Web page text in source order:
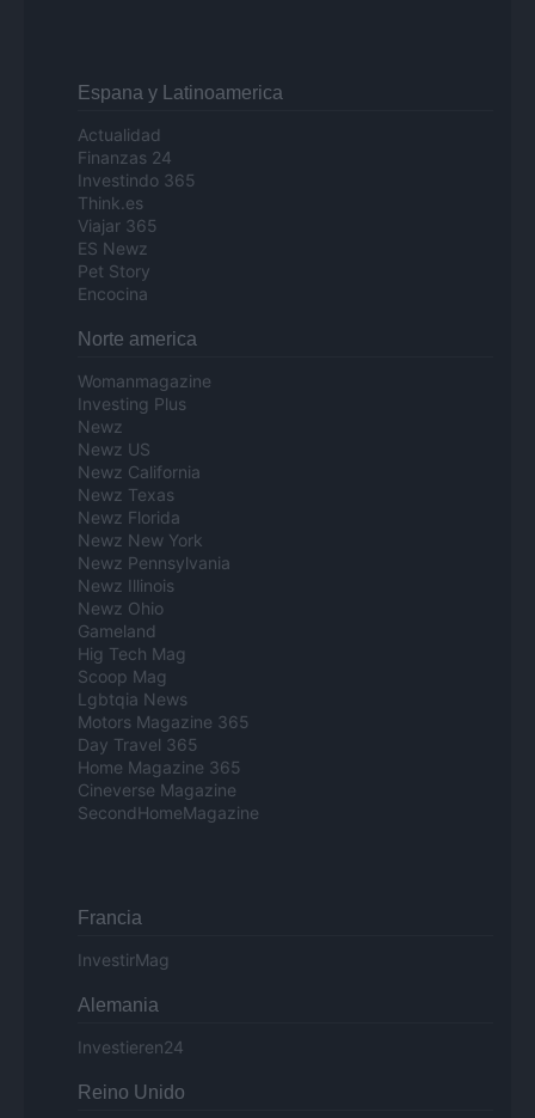
Espana y Latinoamerica
Actualidad
Finanzas 24
Investindo 365
Think.es
Viajar 365
ES Newz
Pet Story
Encocina
Norte america
Womanmagazine
Investing Plus
Newz
Newz US
Newz California
Newz Texas
Newz Florida
Newz New York
Newz Pennsylvania
Newz Illinois
Newz Ohio
Gameland
Hig Tech Mag
Scoop Mag
Lgbtqia News
Motors Magazine 365
Day Travel 365
Home Magazine 365
Cineverse Magazine
SecondHomeMagazine
Francia
InvestirMag
Alemania
Investieren24
Reino Unido